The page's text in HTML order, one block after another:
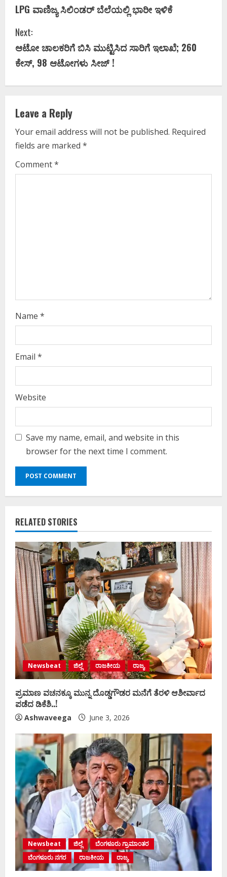
o
n
t
i
n
u
e
R
g
LPG ವಾಣಿಜ್ಯ ಸಿಲಿಂಡರ್‌ ಬೆಲೆಯಲ್ಲಿ ಭಾರೀ ಇಳಿಕೆ
Next:
ಆಟೋ ಚಾಲಕರಿಗೆ ಬಿಸಿ ಮುಟ್ಟಿಸಿದ ಸಾರಿಗೆ ಇಲಾಖೆ; 260
ಕೇಸ್‌, 98 ಆಟೋಗಳು ಸೀಜ್‌ !
Leave a Reply
Your email address will not be published. Required
fields are marked *
Comment*
Name *
Email *
Website
Save my name, email, and website in this
browser for the next time I comment.
RELATED STORIES
Newsbeat ಜಿಲ್ಲೆ ರಾಜಕೀಯ ರಾಜ್ಯ
ಪ್ರಮಾಣ ವಚನಕ್ಕೂ ಮುನ್ನ ದೊಡ್ಡಗೌಡರ ಮನೆಗೆ ತೆರಳಿ ಆಶೀರ್ವಾದ
ಪಡೆದ ಡಿಕೆಶಿ..!
Ashwaveega June 3, 2026
Newsbeat ಜಿಲ್ಲೆ
ಬೆಂಗಳೂರು ಗ್ರಾಮಾಂತರ
ಬೆಂಗಳೂರು ನಗರ
ರಾಜಕೀಯ ರಾಜ್ಯ